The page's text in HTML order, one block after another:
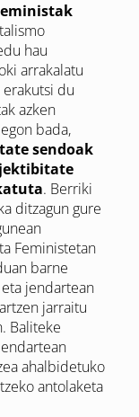
hau
arrakalatu
du
azken
bada,
sendoak
. Berriki
ditzagun gure
Feministetan
barne
jendartean
jarraitu
Baliteke
ahalbidetuko
antolaketa